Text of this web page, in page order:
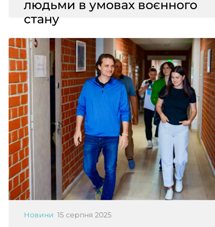
людьми в умовах воєнного
стану
Новини 15 серпня 2025